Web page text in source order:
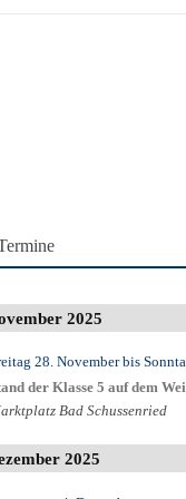
2025
28. Novemberbis
der Klasse 5 auf dem
Bad Schussenried
2025